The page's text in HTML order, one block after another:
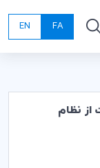
FA
EN
از نظام